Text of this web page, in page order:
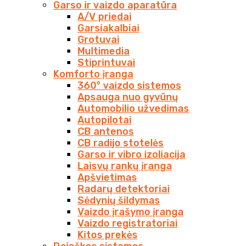
Garso ir vaizdo aparatūra
A/V priedai
Garsiakalbiai
Grotuvai
Multimedia
Stiprintuvai
Komforto įranga
360° vaizdo sistemos
Apsauga nuo gyvūnų
Automobilio užvedimas
Autopilotai
CB antenos
CB radijo stotelės
Garso ir vibro izoliacija
Laisvų rankų įranga
Apšvietimas
Radarų detektoriai
Sėdynių šildymas
Vaizdo įrašymo įranga
Vaizdo registratoriai
Kitos prekės